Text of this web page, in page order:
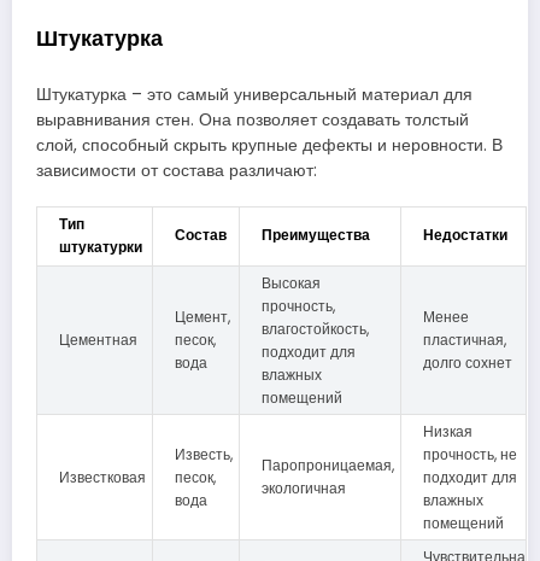
Штукатурка
Штукатурка – это самый универсальный материал для
выравнивания стен. Она позволяет создавать толстый
слой, способный скрыть крупные дефекты и неровности. В
зависимости от состава различают:
Тип
штукатурки
Состав Преимущества Недостатки
Цементная
Цемент,
песок,
вода
Высокая
прочность,
влагостойкость,
подходит для
влажных
помещений
Менее
пластичная,
долго сохнет
Известковая
Известь,
песок,
вода
Паропроницаемая,
экологичная
Низкая
прочность, не
подходит для
влажных
помещений
Чувствительна